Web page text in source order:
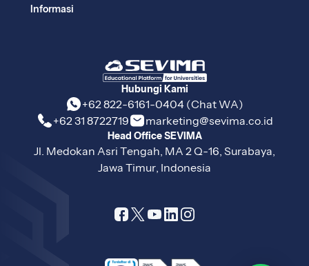
Hubungi Kami
+62 822-6161-0404 (Chat WA)
+62 31 8722719
marketing@sevima.co.id
Head Office SEVIMA
Jl. Medokan Asri Tengah, MA 2 Q-16, Surabaya,
Jawa Timur, Indonesia
Informasi